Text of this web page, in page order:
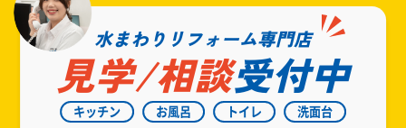
水まわりリフォーム専門店
見学/相談受付中
キッチン お風呂 トイレ 洗面台